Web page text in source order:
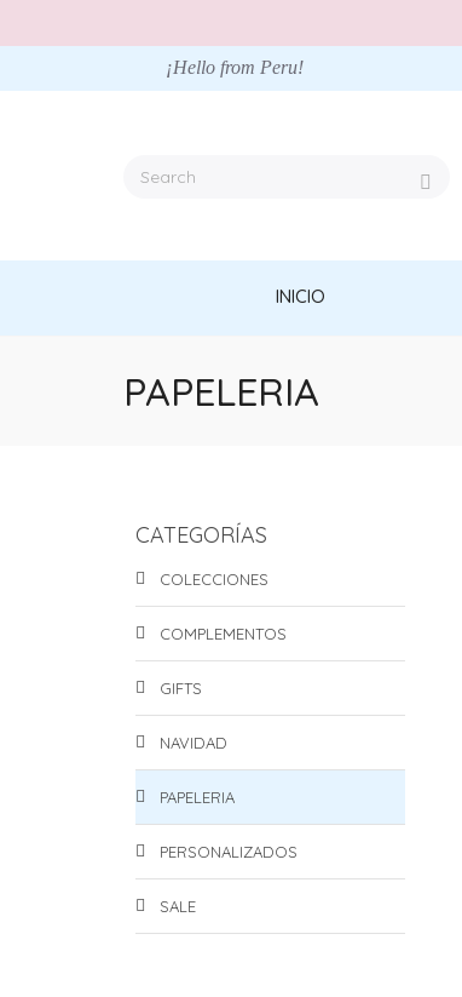
¡Hello from Peru!
INICIO
PAPELERIA
CATEGORÍAS
COLECCIONES
COMPLEMENTOS
GIFTS
NAVIDAD
PAPELERIA
PERSONALIZADOS
SALE